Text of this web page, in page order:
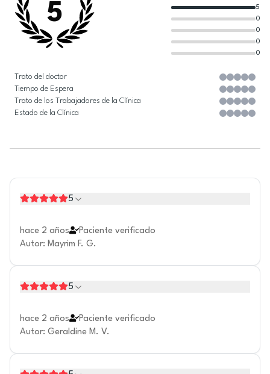
5
0
0
0
0
5
Trato del doctor
Tiempo de Espera
Trato de los Trabajadores de la Clínica
Estado de la Clínica
5
hace 2 años
Paciente verificado
Autor: Mayrim F. G.
5
hace 2 años
Paciente verificado
Autor: Geraldine M. V.